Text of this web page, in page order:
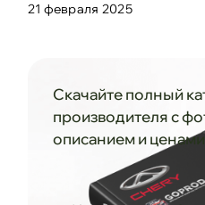
21 февраля 2025
Скачайте полный
производителя с
описанием и ценами